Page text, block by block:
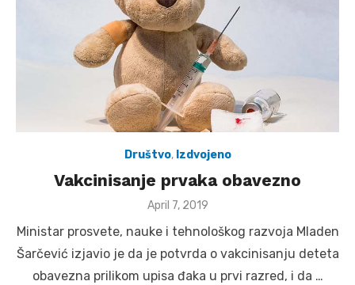
Društvo, Izdvojeno
Vakcinisanje prvaka obavezno
Posted
April 7, 2019
Ministar prosvete, nauke i tehnološkog razvoja Mladen
Šarčević izjavio je da je potvrda o vakcinisanju deteta
obavezna prilikom upisa đaka u prvi razred, i da …